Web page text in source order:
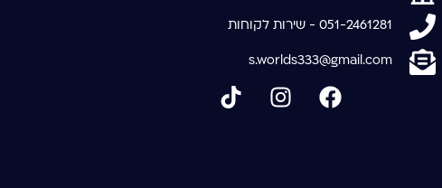
051-2461281 - שירות לקוחות
s.worlds333@gmail.com
F
a
I
n
T
i